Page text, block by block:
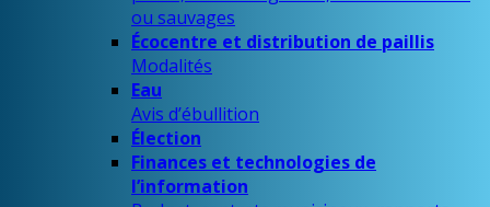
ou sauvages
Écocentre et distribution de paillis
Modalités
Eau
Avis d’ébullition
Élection
Finances et technologies de
l’information